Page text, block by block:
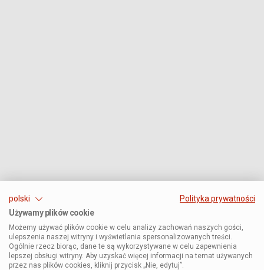
polski
Polityka prywatności
Używamy plików cookie
Możemy używać plików cookie w celu analizy zachowań naszych gości,
ulepszenia naszej witryny i wyświetlania spersonalizowanych treści.
Ogólnie rzecz biorąc, dane te są wykorzystywane w celu zapewnienia
lepszej obsługi witryny. Aby uzyskać więcej informacji na temat używanych
przez nas plików cookies, kliknij przycisk „Nie, edytuj”.